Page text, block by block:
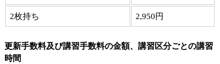
2枚持ち 2,950円
更新手数料及び講習手数料の金額、講習区分ごとの講習
時間